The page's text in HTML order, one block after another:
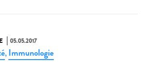
05.05.2017
, Immunologie